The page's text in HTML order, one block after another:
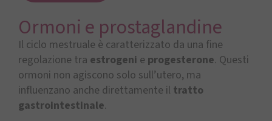
Ormoni e prostaglandine
Il ciclo mestruale è caratterizzato da una fine
regolazione tra estrogeni e progesterone. Questi
ormoni non agiscono solo sull’utero, ma
influenzano anche direttamente il tratto
gastrointestinale.